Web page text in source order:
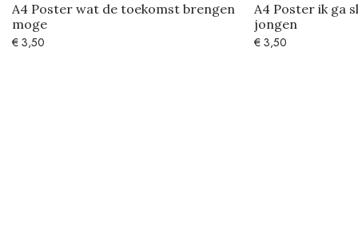
A4 Poster wat de toekomst brengen
moge
€ 3,50
A4 Poster ik ga
jongen
€ 3,50